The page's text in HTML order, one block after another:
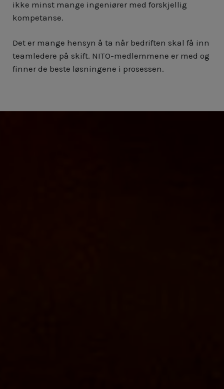
ikke minst mange ingeniører med forskjellig
kompetanse.
Det er mange hensyn å ta når bedriften skal få inn
teamledere på skift. NITO-medlemmene er med og
finner de beste løsningene i prosessen.